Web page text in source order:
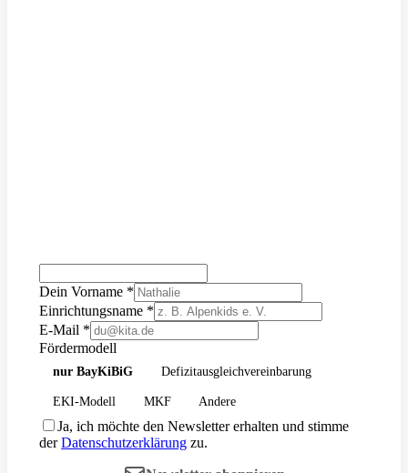
Dein Vorname *
Einrichtungsname *
E-Mail *
Fördermodell
nur BayKiBiG Defizitausgleichvereinbarung
EKI-Modell MKF Andere
Ja, ich möchte den Newsletter erhalten und stimme
der Datenschutzerklärung zu.